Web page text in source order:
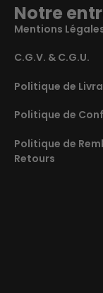
Notre
Mentions
C.G.V. & C.G.U.
Politique de
Politique de
Politique de
Retours